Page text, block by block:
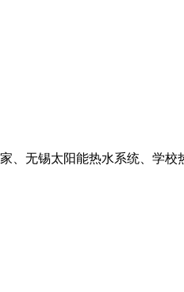
、无锡太阳能热水系统、学校